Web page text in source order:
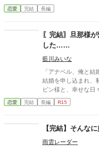
が……」だ。 同じ学園に通っているのに、私はまるで他人のよ
う。毎日毎日、二人
る。 でもなぜか、別れを告げたのに彼が付きまとってくる。 愛し
てる？ 私はもう、あなたに
すが、続編を書くこ
す。 いつもありがとうございます。
のお話です。 沢山の感想ありがとうございます。返信出来ず、申
し訳ありません。
恋愛 完結 長編
〖完結〗旦那様
した……
藍川みいな
「アナベル、俺と結婚して欲しい
結婚を申し込まれ、
ビン様と、幸せな日々を
様とエルビン様が密会
ルと結婚したら、こ
ろ？」 エルビン様はお姉様にそう言った後、愛してると囁いた。
私は1度も、エルビ
でした。 エルビン様は私ではなくお姉様を愛していたと知って
恋愛 完結 長編 R15
【完結】そんな
雨雲レーダー